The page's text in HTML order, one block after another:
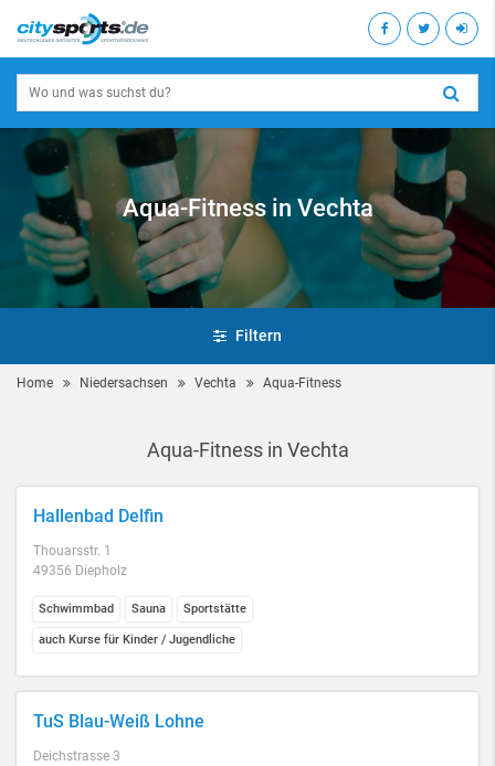
Aqua-Fitness in Vechta
Filtern
Home Niedersachsen Vechta Aqua-Fitness
Aqua-Fitness in Vechta
Hallenbad Delfin
Thouarsstr. 1
49356 Diepholz
Schwimmbad Sauna Sportstätte
auch Kurse für Kinder / Jugendliche
TuS Blau-Weiß Lohne
Deichstrasse 3